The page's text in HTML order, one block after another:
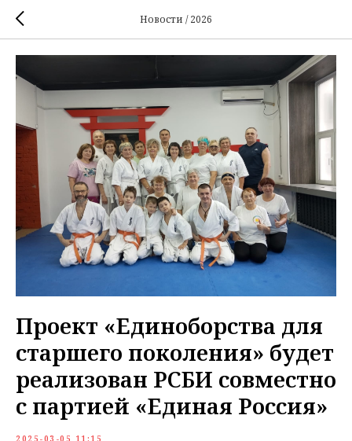
Новости / 2026
Проект «Единоборства для
старшего поколения» будет
реализован РСБИ совместно
с партией «Единая Россия»
2025-03-05 11:15